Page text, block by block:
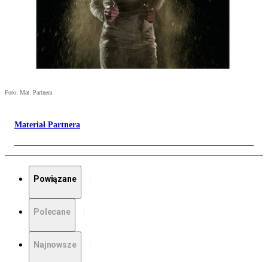
Foto: Mat. Partnera
Materiał Partnera
Powiązane
Polecane
Najnowsze